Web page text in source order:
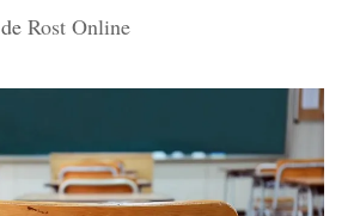
de Rost Online